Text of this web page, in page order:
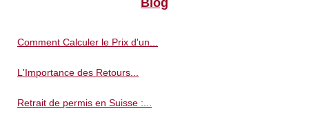
Comment Calculer le Prix d'un...
L'Importance des Retours...
Retrait de permis en Suisse :...